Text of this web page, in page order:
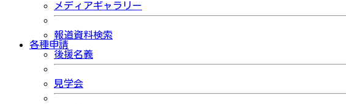
メディアギャラリー
報道資料検索
各種申請
後援名義
見学会